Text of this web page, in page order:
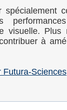
spécialement
visuelle.
à
Futura-Sciences